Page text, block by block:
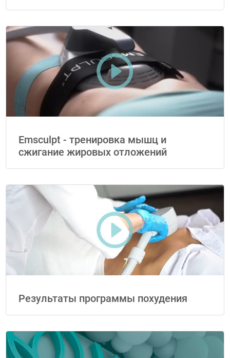
Emsculpt - тренировка мышц и
сжигание жировых отложений
Результаты программы похудения